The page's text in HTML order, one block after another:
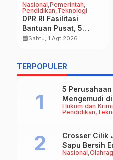
Nasional Pemerintah
Pendidikan Teknologi
DPR RI Fasilitasi
Bantuan Pusat, 5
Traktor Roda Empat
Jembrana
calendar_monthSabtu, 1 Agt 2026
TERPOPULER
Hukum dan
Pendidikan
5
Mengemudi
Peluang
Nasional
Crosser Cilik
Sapu Bersih
50cc